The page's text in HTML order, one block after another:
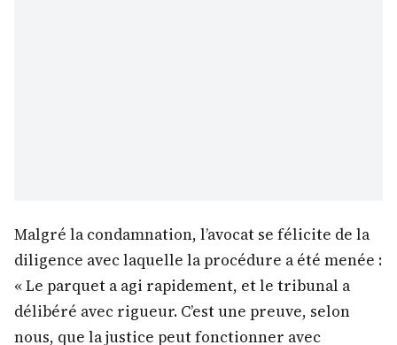
Malgré la condamnation, l’avocat se félicite de la
diligence avec laquelle la procédure a été menée :
« Le parquet a agi rapidement, et le tribunal a
délibéré avec rigueur. C’est une preuve, selon
nous, que la justice peut fonctionner avec